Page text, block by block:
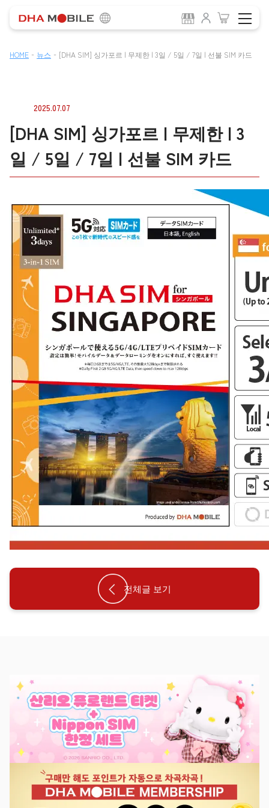
HOME - 뉴스 - [DHA SIM] 싱가포르 | 무제한 | 3일 / 5일 / 7일 | 선불 SIM 카드
2025.07.07
[DHA SIM] 싱가포르 | 무제한 | 3
일 / 5일 / 7일 | 선불 SIM 카드
전체글 보기